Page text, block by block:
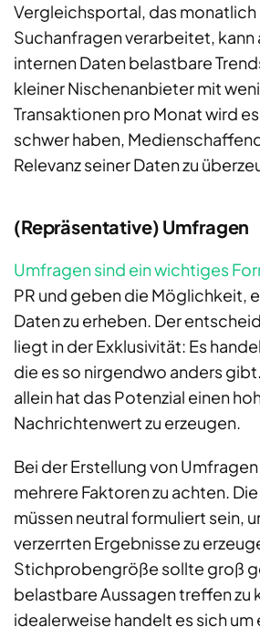
Vergleichsportal, das monatlich
Suchanfragen verarbeitet, kann
internen Daten belastbare
kleiner Nischenanbieter mit
Transaktionen pro Monat wird
schwer haben,
Relevanz seiner Daten zu
(Repräsentative) Umfragen
Umfragen sind ein wichtiges
PR und geben die Möglichkeit,
Daten zu erheben. Der
liegt in der Exklusivität: Es
die es so nirgendwo anders
allein hat das Potenzial einen
Nachrichtenwert zu erzeugen.
Bei der Erstellung von
mehrere Faktoren zu achten.
müssen neutral formuliert sein,
verzerrten Ergebnisse zu
Stichprobengröße sollte groß
belastbare Aussagen treffen zu
idealerweise handelt es sich um